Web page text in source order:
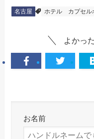
名古屋 ホテル カプセル
よかっ
お名前